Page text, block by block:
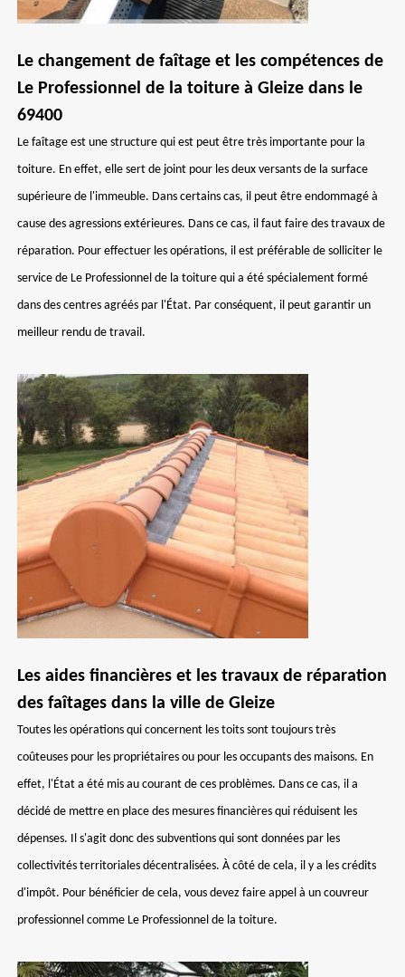
Le changement de faîtage et les compétences de
Le Professionnel de la toiture à Gleize dans le
69400
Le faîtage est une structure qui est peut être très importante pour la
toiture. En effet, elle sert de joint pour les deux versants de la surface
supérieure de l'immeuble. Dans certains cas, il peut être endommagé à
cause des agressions extérieures. Dans ce cas, il faut faire des travaux de
réparation. Pour effectuer les opérations, il est préférable de solliciter le
service de Le Professionnel de la toiture qui a été spécialement formé
dans des centres agréés par l'État. Par conséquent, il peut garantir un
meilleur rendu de travail.
Les aides financières et les travaux de réparation
des faîtages dans la ville de Gleize
Toutes les opérations qui concernent les toits sont toujours très
coûteuses pour les propriétaires ou pour les occupants des maisons. En
effet, l'État a été mis au courant de ces problèmes. Dans ce cas, il a
décidé de mettre en place des mesures financières qui réduisent les
dépenses. Il s'agit donc des subventions qui sont données par les
collectivités territoriales décentralisées. À côté de cela, il y a les crédits
d'impôt. Pour bénéficier de cela, vous devez faire appel à un couvreur
professionnel comme Le Professionnel de la toiture.